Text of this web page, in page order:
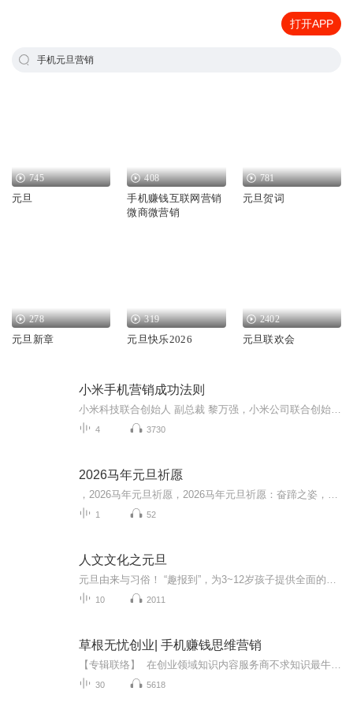
打开APP
手机元旦营销
745
元旦
408
手机赚钱互联网营销
微商微营销
781
元旦贺词
278
元旦新章
319
元旦快乐2026
2402
元旦联欢会
小米手机营销成功法则
4 3730
2026马年元旦祈愿
1 52
人文文化之元旦
10 2011
草根无忧创业| 手机赚钱思维营销
30 5618